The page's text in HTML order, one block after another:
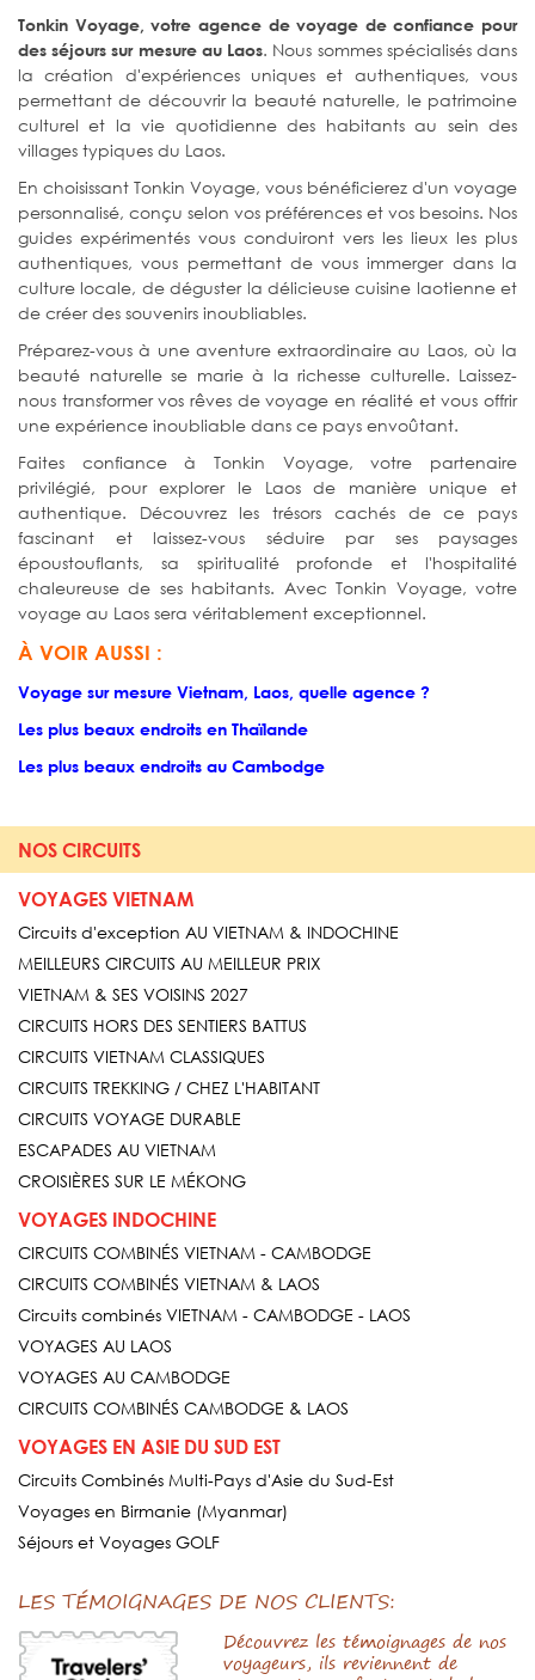
Tonkin Voyage, votre agence de voyage de confiance pour
des séjours sur mesure au Laos. Nous sommes spécialisés dans
la création d'expériences uniques et authentiques, vous
permettant de découvrir la beauté naturelle, le patrimoine
culturel et la vie quotidienne des habitants au sein des
villages typiques du Laos.
En choisissant Tonkin Voyage, vous bénéficierez d'un voyage
personnalisé, conçu selon vos préférences et vos besoins. Nos
guides expérimentés vous conduiront vers les lieux les plus
authentiques, vous permettant de vous immerger dans la
culture locale, de déguster la délicieuse cuisine laotienne et
de créer des souvenirs inoubliables.
Préparez-vous à une aventure extraordinaire au Laos, où la
beauté naturelle se marie à la richesse culturelle. Laissez-
nous transformer vos rêves de voyage en réalité et vous offrir
une expérience inoubliable dans ce pays envoûtant.
Faites confiance à Tonkin Voyage, votre partenaire
privilégié, pour explorer le Laos de manière unique et
authentique. Découvrez les trésors cachés de ce pays
fascinant et laissez-vous séduire par ses paysages
époustouflants, sa spiritualité profonde et l'hospitalité
chaleureuse de ses habitants. Avec Tonkin Voyage, votre
voyage au Laos sera véritablement exceptionnel.
À VOIR AUSSI :
Voyage sur mesure Vietnam, Laos, quelle agence ?
Les plus beaux endroits en Thaïlande
Les plus beaux endroits au Cambodge
NOS CIRCUITS
VOYAGES VIETNAM
Circuits d'exception AU VIETNAM & INDOCHINE
MEILLEURS CIRCUITS AU MEILLEUR PRIX
VIETNAM & SES VOISINS 2027
CIRCUITS HORS DES SENTIERS BATTUS
CIRCUITS VIETNAM CLASSIQUES
CIRCUITS TREKKING / CHEZ L'HABITANT
CIRCUITS VOYAGE DURABLE
ESCAPADES AU VIETNAM
CROISIÈRES SUR LE MÉKONG
VOYAGES INDOCHINE
CIRCUITS COMBINÉS VIETNAM - CAMBODGE
CIRCUITS COMBINÉS VIETNAM & LAOS
Circuits combinés VIETNAM - CAMBODGE - LAOS
VOYAGES AU LAOS
VOYAGES AU CAMBODGE
CIRCUITS COMBINÉS CAMBODGE & LAOS
VOYAGES EN ASIE DU SUD EST
Circuits Combinés Multi-Pays d'Asie du Sud-Est
Voyages en Birmanie (Myanmar)
Séjours et Voyages GOLF
LES TÉMOIGNAGES DE NOS CLIENTS:
Découvrez les témoignages de nos
voyageurs, ils reviennent de